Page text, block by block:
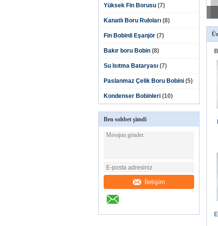
Yüksek Fin Borusu (7)
Kanatlı Boru Ruloları (8)
Fin Bobinli Eşanjör (7)
Bakır boru Bobin (8)
Su Isıtma Bataryası (7)
Paslanmaz Çelik Boru Bobini (5)
Kondenser Bobinleri (10)
Ben sohbet şimdi
İletişim